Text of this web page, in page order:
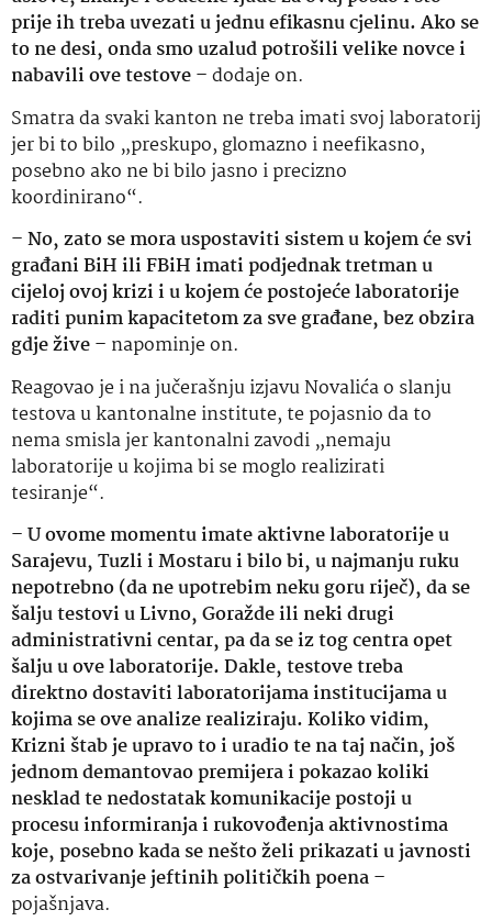
prije ih treba uvezati u jednu efikasnu cjelinu. Ako se
to ne desi, onda smo uzalud potrošili velike novce i
nabavili ove testove –dodaje on.
Smatra da svaki kanton ne treba imati svoj laboratorij
jer bi to bilo „preskupo, glomazno i neefikasno,
posebno ako ne bi bilo jasno i precizno
koordinirano“.
– No, zato se mora uspostaviti sistem u kojem će svi
građani BiH ili FBiH imati podjednak tretman u
cijeloj ovoj krizi i u kojem će postojeće laboratorije
raditi punim kapacitetom za sve građane, bez obzira
gdje žive – napominje on.
Reagovao je i na jučerašnju izjavu Novalića o slanju
testova u kantonalne institute, te pojasnio da to
nema smisla jer kantonalni zavodi „nemaju
laboratorije u kojima bi se moglo realizirati
tesiranje“.
– U ovome momentu imate aktivne laboratorije u
Sarajevu, Tuzli i Mostaru i bilo bi, u najmanju ruku
nepotrebno (da ne upotrebim neku goru riječ), da se
šalju testovi u Livno, Goražde ili neki drugi
administrativni centar, pa da se iz tog centra opet
šalju u ove laboratorije. Dakle, testove treba
direktno dostaviti laboratorijama institucijama u
kojima se ove analize realiziraju. Koliko vidim,
Krizni štab je upravo to i uradio te na taj način, još
jednom demantovao premijera i pokazao koliki
nesklad te nedostatak komunikacije postoji u
procesu informiranja i rukovođenja aktivnostima
koje, posebno kada se nešto želi prikazati u javnosti
za ostvarivanje jeftinih političkih poena –
pojašnjava.